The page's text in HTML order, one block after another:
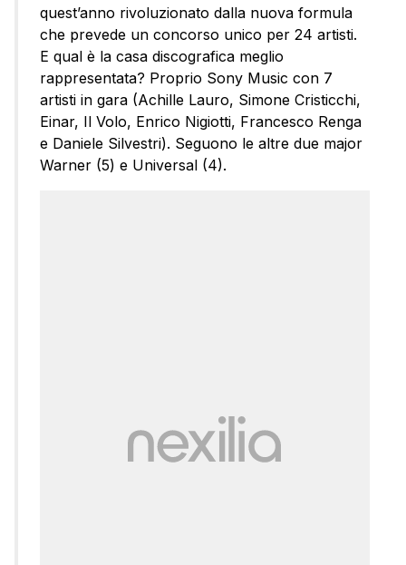
quest’anno rivoluzionato dalla nuova formula
che prevede un concorso unico per 24 artisti.
E qual è la casa discografica meglio
rappresentata? Proprio Sony Music con 7
artisti in gara (Achille Lauro, Simone Cristicchi,
Einar, Il Volo, Enrico Nigiotti, Francesco Renga
e Daniele Silvestri). Seguono le altre due major
Warner (5) e Universal (4).